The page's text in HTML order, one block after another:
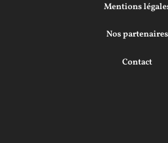
Mentions
Nos partenaires
Contact